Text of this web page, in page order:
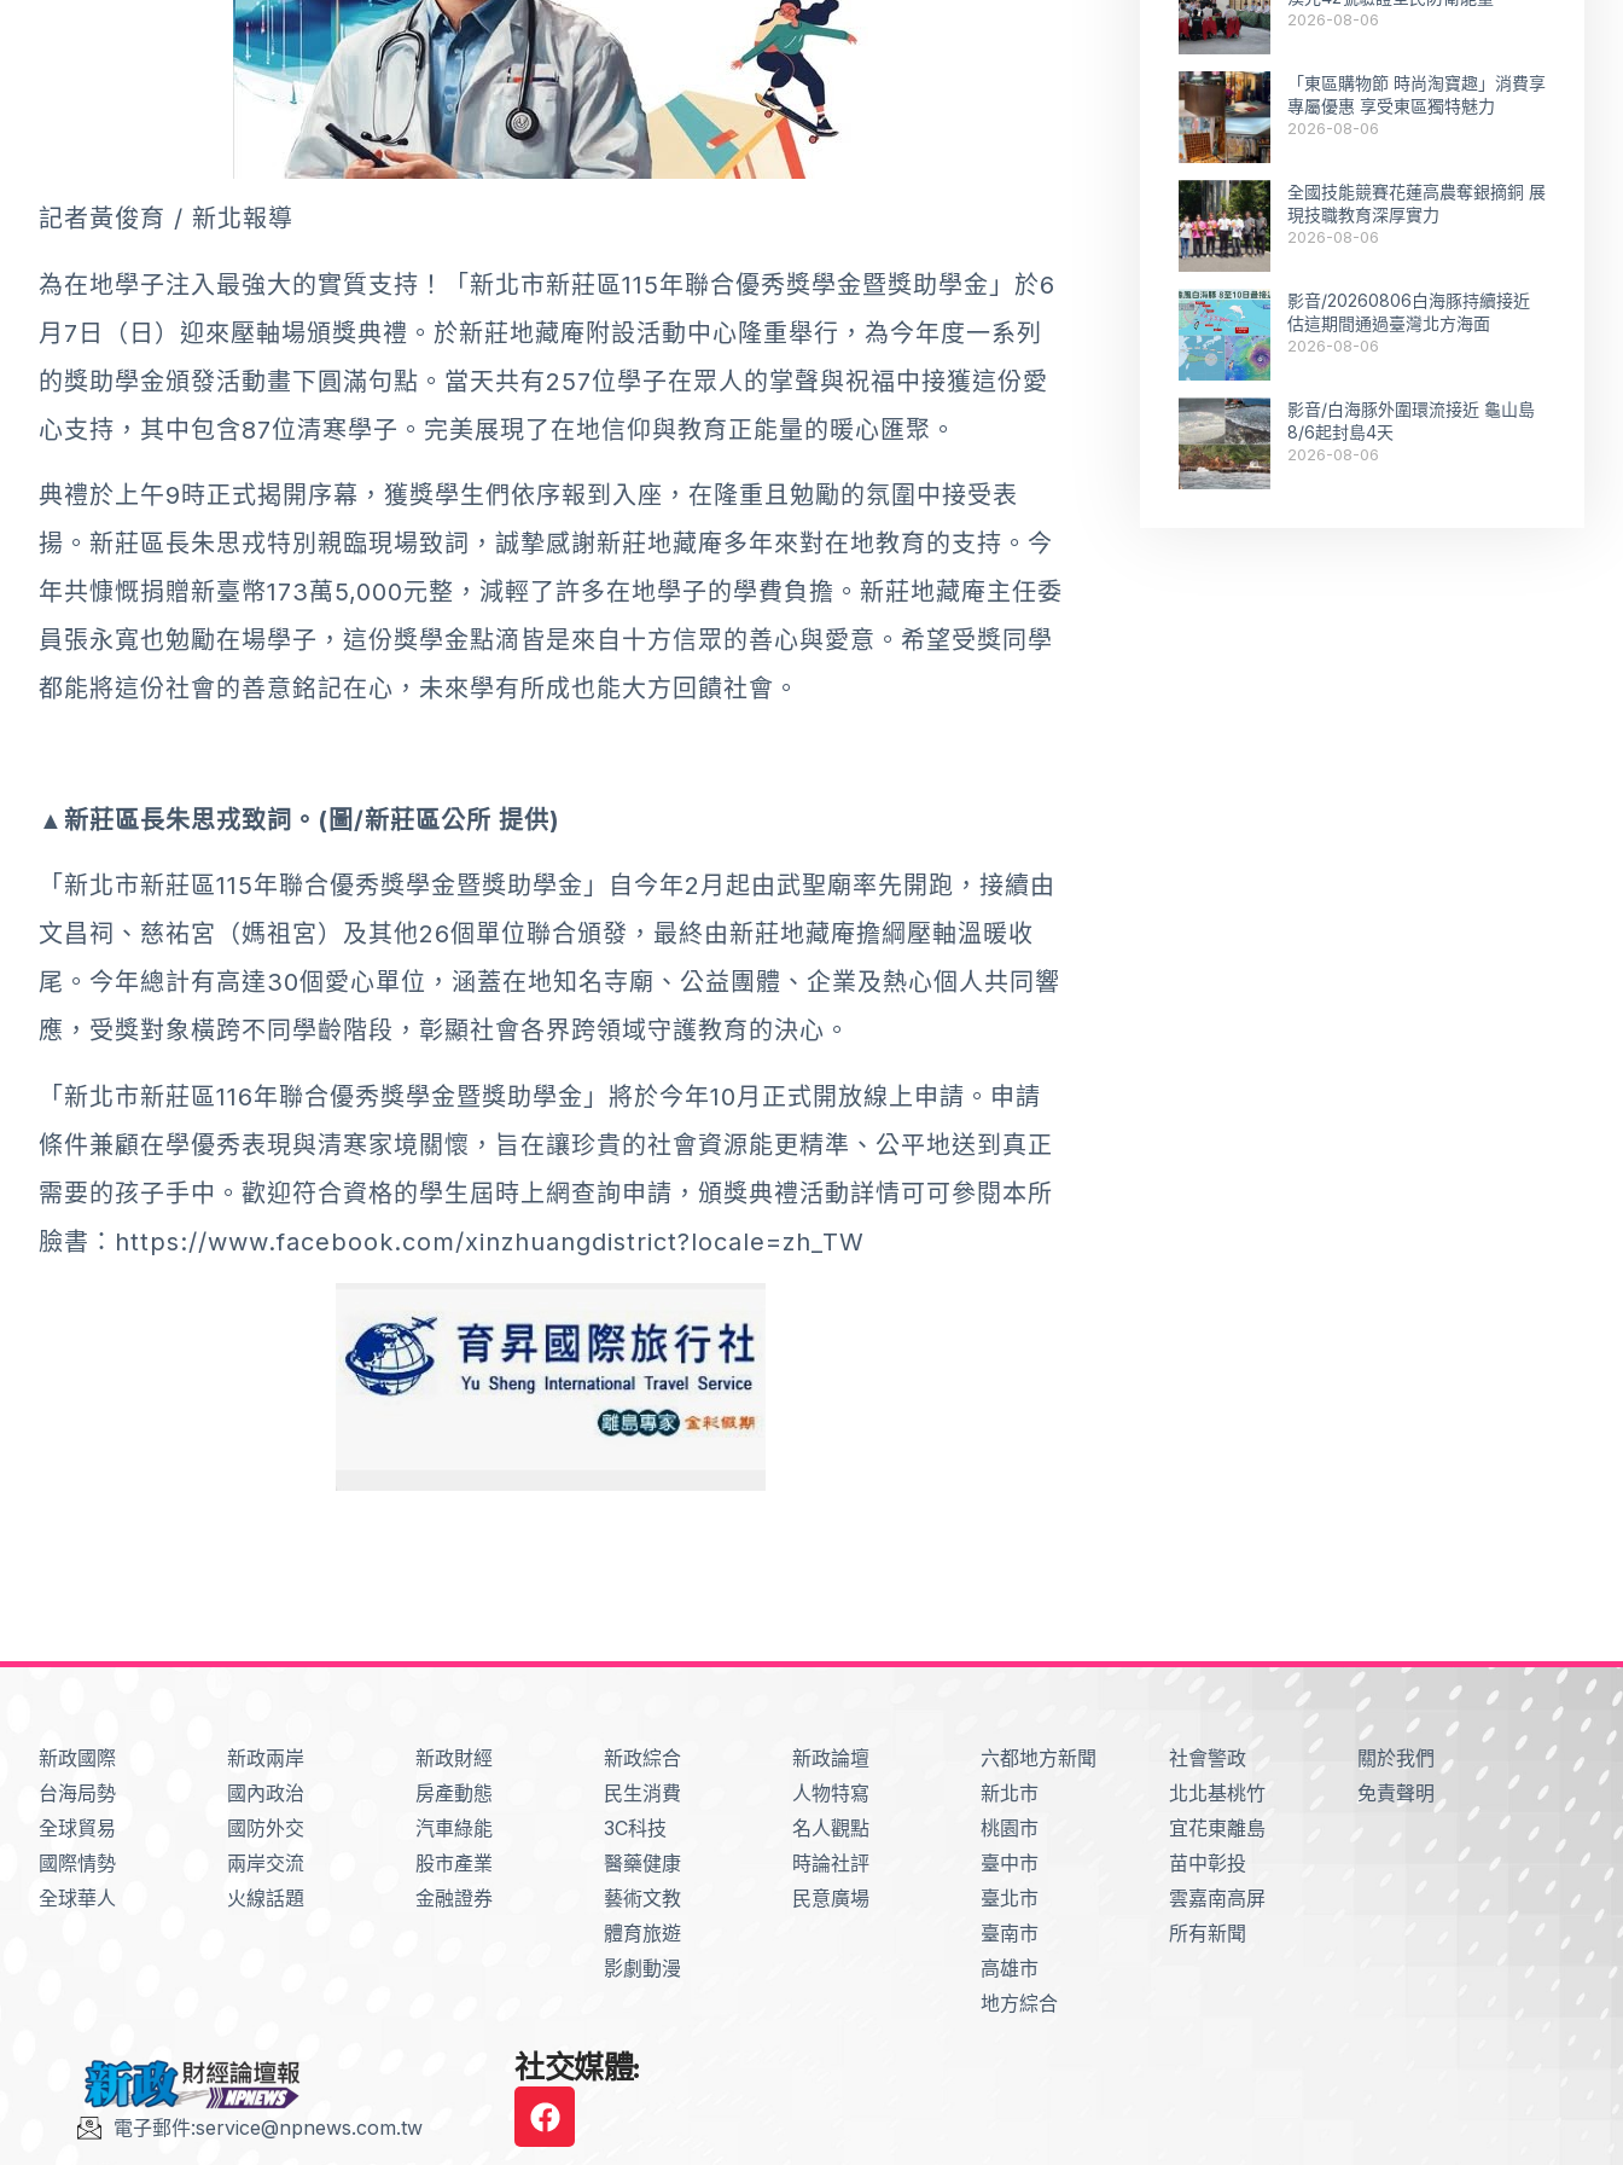
記者黃俊育 / 新北報導
為在地學子注入最強大的實質支持！「新北市新莊區115年聯合優秀獎學金暨獎助學金」於6
月7日（日）迎來壓軸場頒獎典禮。於新莊地藏庵附設活動中心隆重舉行，為今年度一系列
的獎助學金頒發活動畫下圓滿句點。當天共有257位學子在眾人的掌聲與祝福中接獲這份愛
心支持，其中包含87位清寒學子。完美展現了在地信仰與教育正能量的暖心匯聚。
典禮於上午9時正式揭開序幕，獲獎學生們依序報到入座，在隆重且勉勵的氛圍中接受表
揚。新莊區長朱思戎特別親臨現場致詞，誠摯感謝新莊地藏庵多年來對在地教育的支持。今
年共慷慨捐贈新臺幣173萬5,000元整，減輕了許多在地學子的學費負擔。新莊地藏庵主任委
員張永寬也勉勵在場學子，這份獎學金點滴皆是來自十方信眾的善心與愛意。希望受獎同學
都能將這份社會的善意銘記在心，未來學有所成也能大方回饋社會。
▲新莊區長朱思戎致詞。(圖/新莊區公所 提供)
「新北市新莊區115年聯合優秀獎學金暨獎助學金」自今年2月起由武聖廟率先開跑，接續由
文昌祠、慈祐宮（媽祖宮）及其他26個單位聯合頒發，最終由新莊地藏庵擔綱壓軸溫暖收
尾。今年總計有高達30個愛心單位，涵蓋在地知名寺廟、公益團體、企業及熱心個人共同響
應，受獎對象橫跨不同學齡階段，彰顯社會各界跨領域守護教育的決心。
「新北市新莊區116年聯合優秀獎學金暨獎助學金」將於今年10月正式開放線上申請。申請
條件兼顧在學優秀表現與清寒家境關懷，旨在讓珍貴的社會資源能更精準、公平地送到真正
需要的孩子手中。歡迎符合資格的學生屆時上網查詢申請，頒獎典禮活動詳情可可參閱本所
臉書：https://www.facebook.com/xinzhuangdistrict?locale=zh_TW
2026-08-06
「東區購物節 時尚淘寶趣」消費享
專屬優惠 享受東區獨特魅力
2026-08-06
全國技能競賽花蓮高農奪銀摘銅 展
現技職教育深厚實力
2026-08-06
影音/20260806白海豚持續接近
估這期間通過臺灣北方海面
2026-08-06
影音/白海豚外圍環流接近 龜山島
8/6起封島4天
2026-08-06
新政國際
台海局勢
全球貿易
國際情勢
全球華人
新政兩岸
國內政治
國防外交
兩岸交流
火線話題
新政財經
房產動態
汽車綠能
股市產業
金融證券
新政綜合
民生消費
3C科技
醫藥健康
藝術文教
體育旅遊
影劇動漫
新政論壇
人物特寫
名人觀點
時論社評
民意廣場
六都地方新聞
新北市
桃園市
臺中市
臺北市
臺南市
高雄市
地方綜合
社會警政
北北基桃竹
宜花東離島
苗中彰投
雲嘉南高屏
所有新聞
關於我們
免責聲明
電子郵件:service@npnews.com.tw
社交媒體: